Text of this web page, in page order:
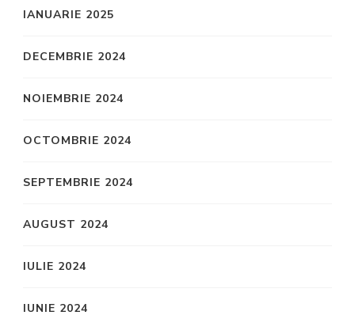
IANUARIE 2025
DECEMBRIE 2024
NOIEMBRIE 2024
OCTOMBRIE 2024
SEPTEMBRIE 2024
AUGUST 2024
IULIE 2024
IUNIE 2024